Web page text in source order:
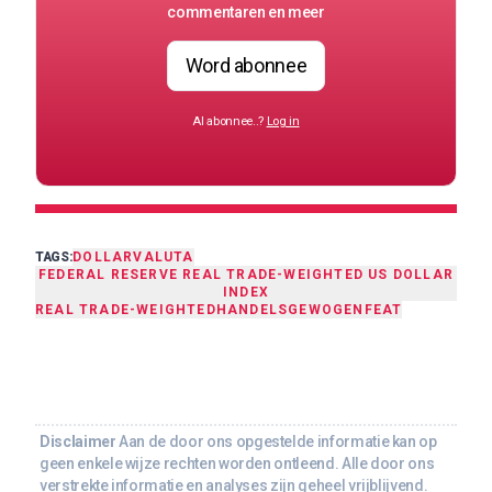
commentaren en meer
Word abonnee
Al abonnee..? Log in
TAGS:DOLLARVALUTA
FEDERAL RESERVE REAL TRADE-WEIGHTED US DOLLAR
INDEX
REAL TRADE-WEIGHTEDHANDELSGEWOGEN FEAT
Disclaimer Aan de door ons opgestelde informatie kan op
geen enkele wijze rechten worden ontleend. Alle door ons
verstrekte informatie en analyses zijn geheel vrijblijvend.